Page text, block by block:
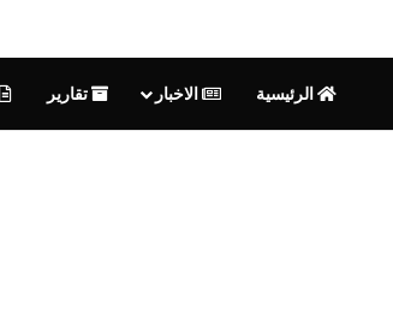
الرئيسية الاخبار تقارير